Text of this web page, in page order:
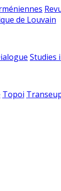
de Louvain
Studies
Topoi